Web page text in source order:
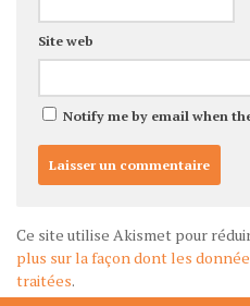
Site web
Notify me by email when
Ce site utilise Akismet pour
plus sur la façon dont les
traitées.